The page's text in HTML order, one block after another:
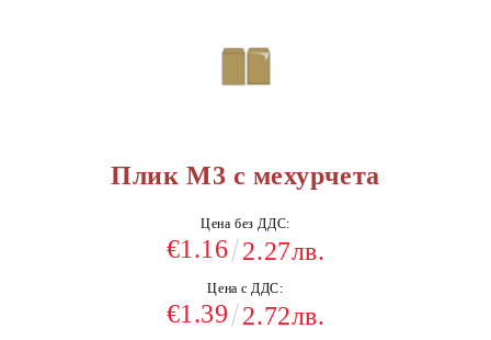
Плик М3 с мехурчета
Цена без ДДС:
€1.16 2.27лв.
Цена с ДДС:
€1.39 2.72лв.